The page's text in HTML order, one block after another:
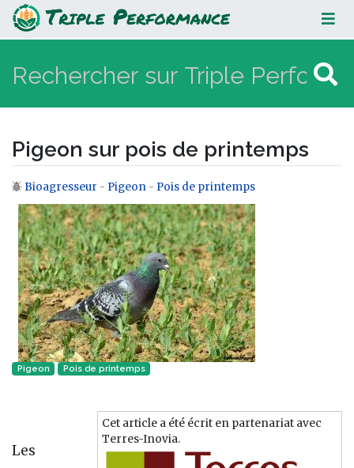
Pigeon sur pois de printemps
Pigeon sur pois de printemps
Aller à :navigation,rechercher
Bioagresseur - Pigeon - Pois de printemps
Pigeon Pois de printemps
Cet article a été écrit en partenariat avec
Terres-Inovia.
Les